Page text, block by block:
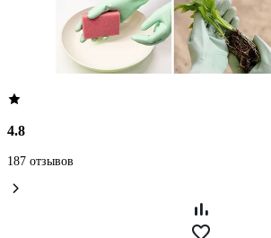
4.8
187 отзывов